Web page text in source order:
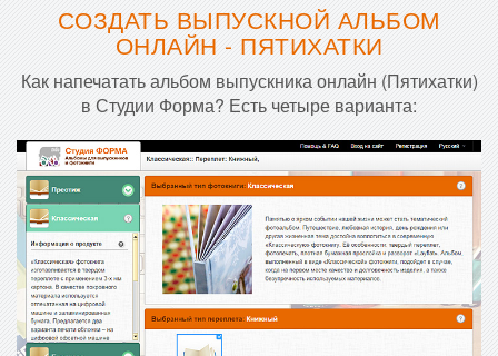
СОЗДАТЬ ВЫПУСКНОЙ АЛЬБОМ
ОНЛАЙН - ПЯТИХАТКИ
Как напечатать альбом выпускника онлайн (Пятихатки)
в Студии Форма? Есть четыре варианта: